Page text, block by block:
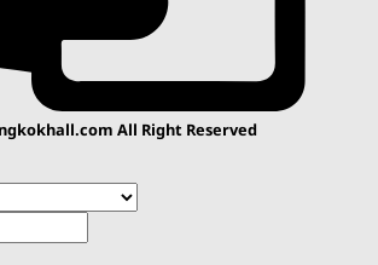
All Right Reserved